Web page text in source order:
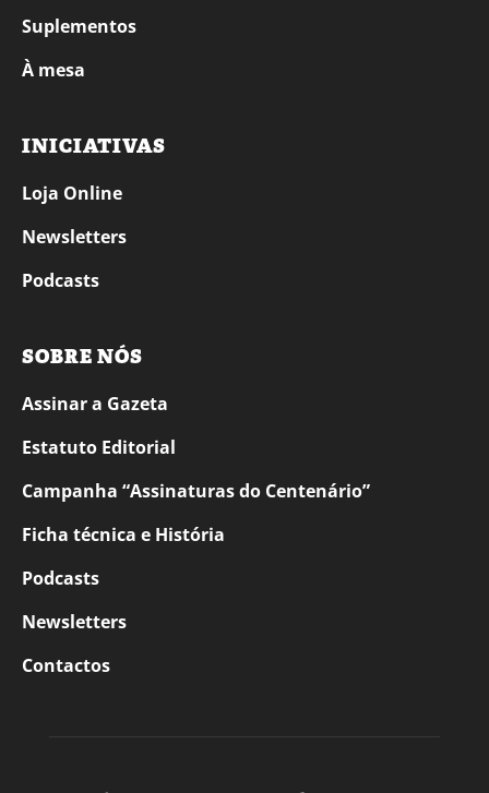
Suplementos
À mesa
INICIATIVAS
Loja Online
Newsletters
Podcasts
SOBRE NÓS
Assinar a Gazeta
Estatuto Editorial
Campanha “Assinaturas do Centenário”
Ficha técnica e História
Podcasts
Newsletters
Contactos